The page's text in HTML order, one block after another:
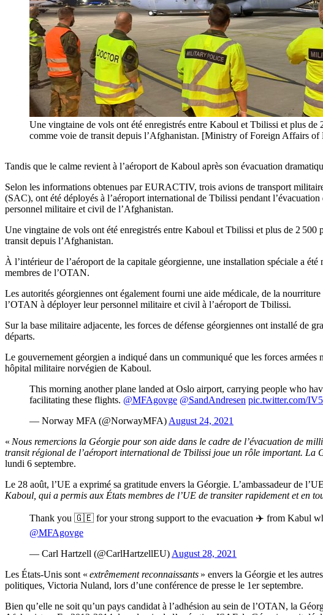
Une vingtaine de vols ont été enregistrés entre Kaboul et Tbilissi et plus de
comme voie de transit depuis l’Afghanistan. [Ministry of Foreign Affairs
Tandis que le calme revient à l’aéroport de Kaboul après son évacuation
Selon les informations obtenues par EURACTIV, trois avions de transport
(SAC), ont été déployés à l’aéroport international de Tbilissi pendant
personnel militaire et civil de l’Afghanistan.
Une vingtaine de vols ont été enregistrés entre Kaboul et Tbilissi et plus de 2 500
transit depuis l’Afghanistan.
À l’intérieur de l’aéroport de la capitale géorgienne, une installation spéciale a
membres de l’OTAN.
Les autorités géorgiennes ont également fourni une aide médicale, de la
l’OTAN à déployer leur personnel militaire et civil à l’aéroport de Tbilissi.
Sur la base militaire adjacente, les forces de défense géorgiennes ont installé de
départs.
Le gouvernement géorgien a indiqué dans un communiqué que les forces armées
hôpital militaire norvégien de Kaboul.
This morning another plane landed at Oslo airport, carrying people who
facilitating these flights. @MFAgovge @SandAndresen pic.twitter.com/
— Norway MFA (@NorwayMFA) August 24, 2021
« Nous remercions la Géorgie pour son aide dans le cadre de l’évacuation de
transit régional de l’aéroport international de Tbilissi joue un rôle important. La
lundi 6 septembre.
Le 28 août, l’UE a exprimé sa gratitude envers la Géorgie. L’ambassadeur de
Kaboul, qui a permis aux États membres de l’UE de transiter rapidement et en
Thank you 🇬🇪 for your strong support to the evacuation ✈️ from Kabul
@MFAgovge
— Carl Hartzell (@CarlHartzellEU) August 28, 2021
Les États-Unis sont « extrêmement reconnaissants » envers la Géorgie et les
politiques, Victoria Nuland, lors d’une conférence de presse le 1er septembre.
Bien qu’elle ne soit qu’un pays candidat à l’adhésion au sein de l’OTAN, la